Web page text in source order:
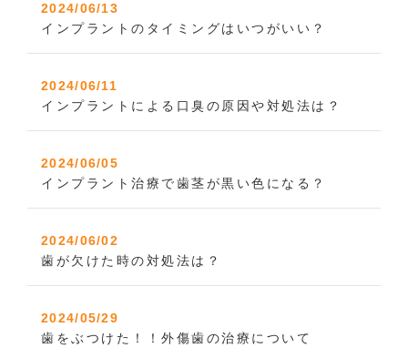
2024/06/13
インプラントのタイミングはいつがいい？
2024/06/11
インプラントによる口臭の原因や対処法は？
2024/06/05
インプラント治療で歯茎が黒い色になる？
2024/06/02
歯が欠けた時の対処法は？
2024/05/29
歯をぶつけた！！外傷歯の治療について